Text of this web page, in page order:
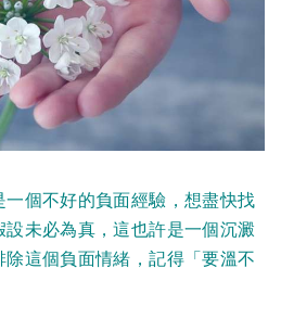
個不好的負面經驗，想盡快找
未必為真，這也許是一個沉澱
這個負面情緒，記得「要溫不